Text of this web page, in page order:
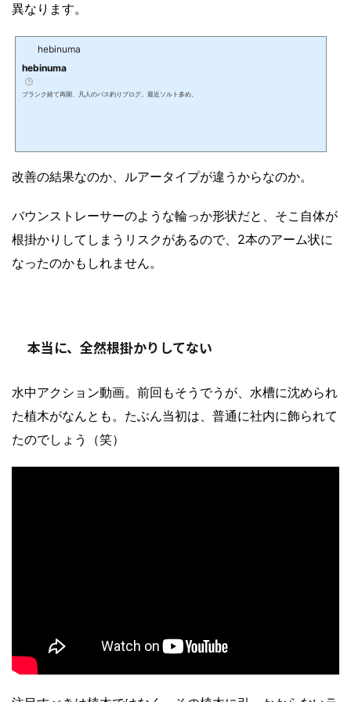
異なります。
hebinuma
hebinuma
ブランク経て再開、凡人のバス釣りブログ。最近ソルト多め。
改善の結果なのか、ルアータイプが違うからなのか。
バウンストレーサーのような輪っか形状だと、そこ自体が
根掛かりしてしまうリスクがあるので、2本のアーム状に
なったのかもしれません。
本当に、全然根掛かりしてない
水中アクション動画。前回もそうでうが、水槽に沈められ
た植木がなんとも。たぶん当初は、普通に社内に飾られて
たのでしょう（笑）